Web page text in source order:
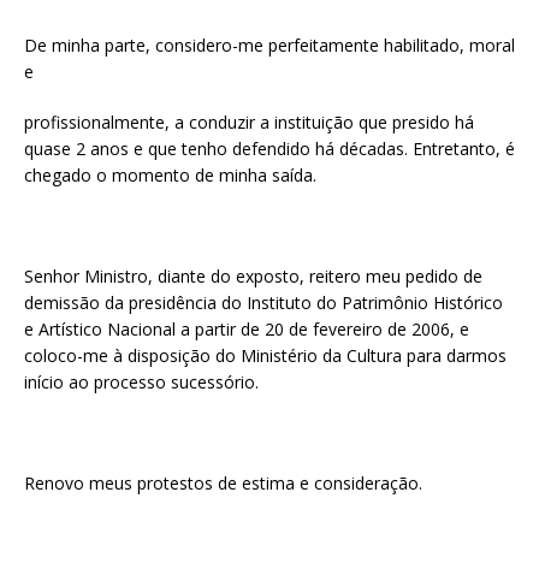
De minha parte, considero-me perfeitamente habilitado, moral
e
profissionalmente, a conduzir a instituição que presido há
quase 2 anos e que tenho defendido há décadas. Entretanto, é
chegado o momento de minha saída.
Senhor Ministro, diante do exposto, reitero meu pedido de
demissão da presidência do Instituto do Patrimônio Histórico
e Artístico Nacional a partir de 20 de fevereiro de 2006, e
coloco-me à disposição do Ministério da Cultura para darmos
início ao processo sucessório.
Renovo meus protestos de estima e consideração.